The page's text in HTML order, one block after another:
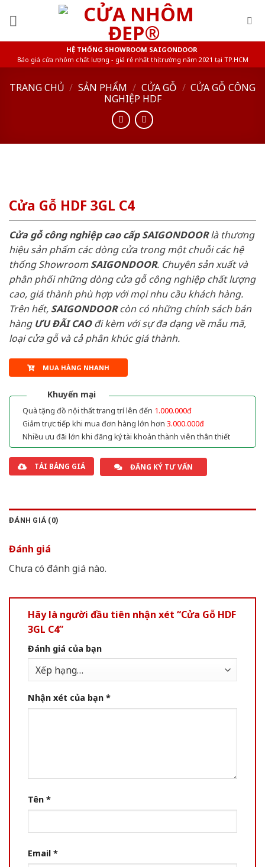
HỆ THỐNG SHOWROOM SAIGONDOOR
Báo giá cửa nhôm chất lượng - giá rẻ nhất thị trường năm 2021 tại TP.HCM
TRANG CHỦ / SẢN PHẨM / CỬA GỖ / CỬA GỖ CÔNG
NGHIỆP HDF
Cửa Gỗ HDF 3GL C4
Cửa gỗ công nghiệp cao cấp SAIGONDOORlà thương
hiệu sản phẩm các dòng cửa trong một chuỗi các hệ
thống ShowroomSAIGONDOOR. Chuyên sản xuất và
phân phối những dòng cửa gỗ công nghiệp chất lượng
cao, giá thành phù hợp với mọi nhu cầu khách hàng.
Trên hết, SAIGONDOORcòn có những chính sách bán
hàng ƯU ĐÃI CAOđi kèm với sự đa dạng về mẫu mã,
loại cửa gỗ và cả phân khúc giá thành.
MUA HÀNG NHANH
Khuyến mại
Quà tặng đồ nội thất trang trí lên đến 1.000.000đ
Giảm trực tiếp khi mua đơn hàng lớn hơn 3.000.000đ
Nhiều ưu đãi lớn khi đăng ký tài khoản thành viên thân thiết
TẢI BẢNG GIÁ ĐĂNG KÝ TƯ VẤN
ĐÁNH GIÁ (0)
Đánh giá
Chưa có đánh giá nào.
Hãy là người đầu tiên nhận xét “Cửa Gỗ HDF
3GL C4”
Đánh giá của bạn
Nhận xét của bạn *
Tên *
Email *